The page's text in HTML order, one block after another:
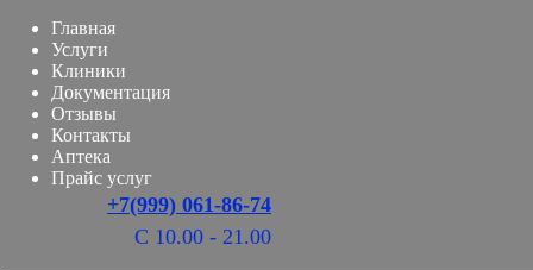
Главная
Услуги
Клиники
Документация
Отзывы
Контакты
Аптека
Прайс услуг
+7(999) 061-86-74
С 10.00 - 21.00